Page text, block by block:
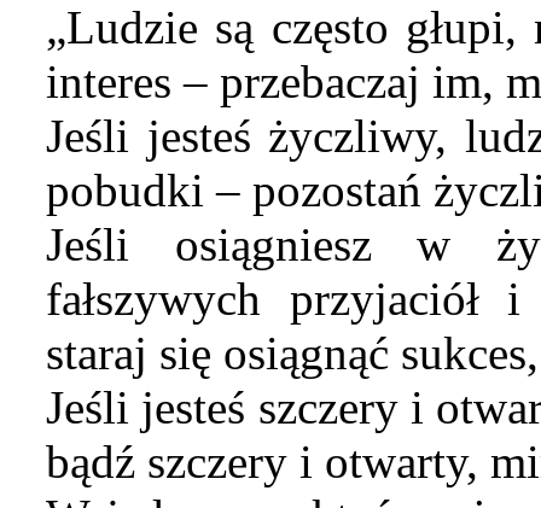
„Ludzie są często
interes – przebaczaj im,
Jeśli jesteś życzliwy,
pobudki – pozostań
Jeśli osiągniesz w
fałszywych
staraj się osiągnąć
Jeśli jesteś szczery i
bądź szczery i otwarty,